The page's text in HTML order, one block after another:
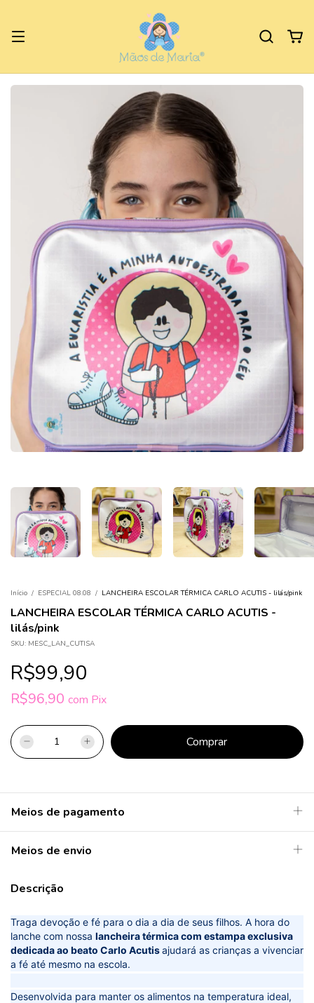
Início / ESPECIAL 08.08 / LANCHEIRA ESCOLAR TÉRMICA CARLO ACUTIS - lilás/pink
LANCHEIRA ESCOLAR TÉRMICA CARLO ACUTIS -
lilás/pink
SKU: MESC_LAN_CUTISA
R$99,90
R$96,90 com Pix
Meios de pagamento
Meios de envio
Descrição
Traga devoção e fé para o dia a dia de seus filhos. A hora do
lanche com nossa lancheira térmica com estampa exclusiva
dedicada ao beato Carlo Acutisajudará as crianças a vivenciar
a fé até mesmo na escola.
Desenvolvida para manter os alimentos na temperatura ideal,